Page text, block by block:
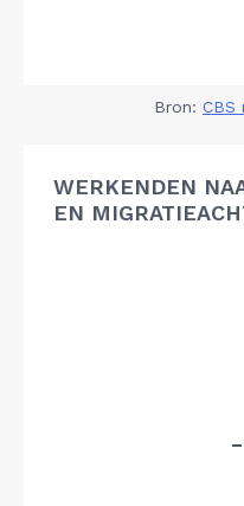
Bron: CBS
WERKENDEN
EN